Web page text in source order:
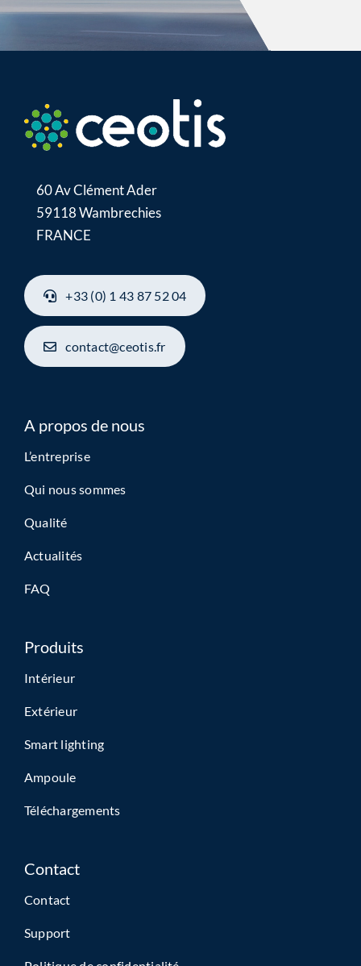
60 Av Clément Ader
59118 Wambrechies
FRANCE
+33 (0) 1 43 87 52 04
contact@ceotis.fr
A propos de nous
L’entreprise
Qui nous sommes
Qualité
Actualités
FAQ
Produits
Intérieur
Extérieur
Smart lighting
Ampoule
Téléchargements
Contact
Contact
Support